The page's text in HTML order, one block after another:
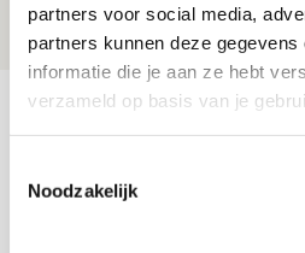
partners voor social media,
partners kunnen deze
informatie die je aan ze hebt
verzameld op basis van je
Noodzakelijk
Bekijk meer
AGENDA
Selectiedag